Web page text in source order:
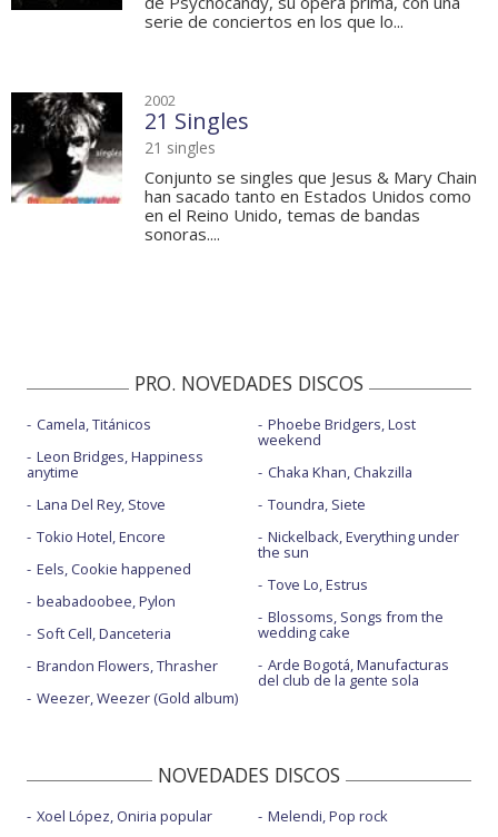
serie de conciertos en los que lo...
2002
21 Singles
21 singles
Conjunto se singles que Jesus & Mary Chain
han sacado tanto en Estados Unidos como
en el Reino Unido, temas de bandas
sonoras....
PRO. NOVEDADES DISCOS
Camela, Titánicos
Leon Bridges, Happiness
anytime
Lana Del Rey, Stove
Tokio Hotel, Encore
Eels, Cookie happened
beabadoobee, Pylon
Soft Cell, Danceteria
Brandon Flowers, Thrasher
Weezer, Weezer (Gold album)
Phoebe Bridgers, Lost
weekend
Chaka Khan, Chakzilla
Toundra, Siete
Nickelback, Everything under
the sun
Tove Lo, Estrus
Blossoms, Songs from the
wedding cake
Arde Bogotá, Manufacturas
del club de la gente sola
NOVEDADES DISCOS
Xoel López, Oniria popular
Melendi, Pop rock